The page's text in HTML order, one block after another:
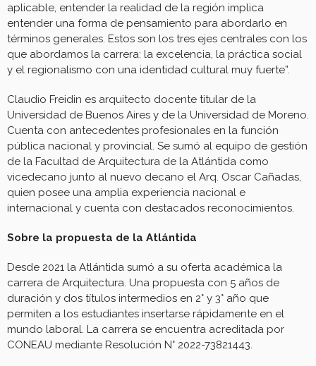
aplicable, entender la realidad de la región implica
entender una forma de pensamiento para abordarlo en
términos generales. Estos son los tres ejes centrales con los
que abordamos la carrera: la excelencia, la práctica social
y el regionalismo con una identidad cultural muy fuerte”.
Claudio Freidin es arquitecto docente titular de la
Universidad de Buenos Aires y de la Universidad de Moreno.
Cuenta con antecedentes profesionales en la función
pública nacional y provincial. Se sumó al equipo de gestión
de la Facultad de Arquitectura de la Atlántida como
vicedecano junto al nuevo decano el Arq. Oscar Cañadas,
quien posee una amplia experiencia nacional e
internacional y cuenta con destacados reconocimientos.
Sobre la propuesta de la Atlántida
Desde 2021 la Atlántida sumó a su oferta académica la
carrera de Arquitectura. Una propuesta con 5 años de
duración y dos títulos intermedios en 2° y 3° año que
permiten a los estudiantes insertarse rápidamente en el
mundo laboral. La carrera se encuentra acreditada por
CONEAU mediante Resolución N° 2022-73821443.